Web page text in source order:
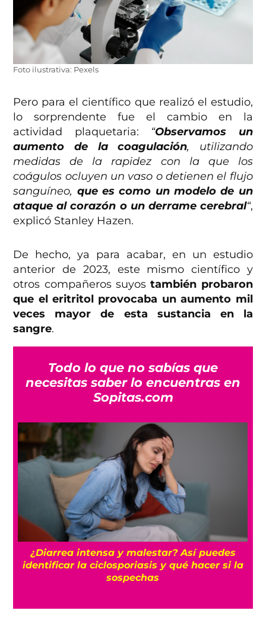
Foto ilustrativa: Pexels
Pero para el científico que realizó el estudio,
lo sorprendente fue el cambio en la
actividad plaquetaria: “Observamos un
aumento de la coagulación, utilizando
medidas de la rapidez con la que los
coágulos ocluyen un vaso o detienen el flujo
sanguíneo, que es como un modelo de un
ataque al corazón o un derrame cerebral“,
explicó Stanley Hazen.
De hecho, ya para acabar, en un estudio
anterior de 2023, este mismo científico y
otros compañeros suyostambién probaron
que el eritritol provocaba un aumento mil
veces mayor de esta sustancia en la
sangre.
Todo lo que no sabías que
necesitas saber lo encuentras en
Sopitas.com
¿Diarrea intensa y malestar? Así puedes
identificar la ciclosporiasis y qué hacer si la
sospechas